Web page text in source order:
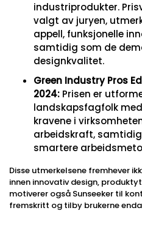
industriprodukter.
valgt av juryen,
appell, funksjonelle
samtidig som de
designkvalitet.
Green Industry Pros
2024: Prisen er
landskapsfagfolk
kravene i
arbeidskraft,
smartere
Disse utmerkelsene fremhever
innen innovativ design,
motiverer også Sunseeker til
fremskritt og tilby brukerne